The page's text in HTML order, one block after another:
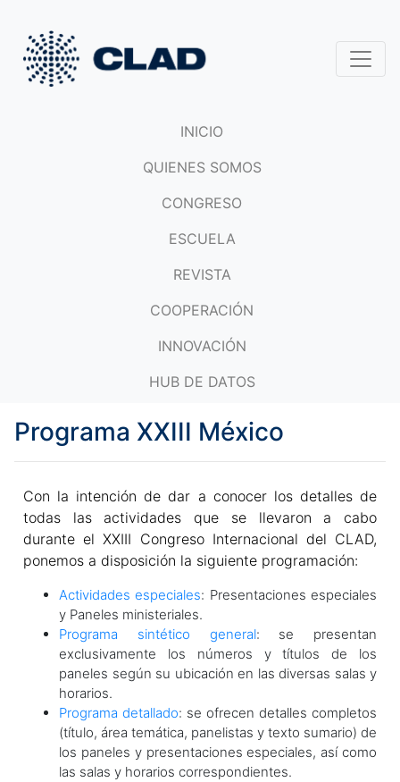
INICIO
QUIENES SOMOS
CONGRESO
ESCUELA
REVISTA
COOPERACIÓN
INNOVACIÓN
HUB DE DATOS
Programa XXIII México
Con la intención de dar a conocer los detalles de
todas las actividades que se llevaron a cabo
durante el XXIII Congreso Internacional del CLAD,
ponemos a disposición la siguiente programación:
Actividades especiales: Presentaciones especiales
y Paneles ministeriales.
Programa sintético general: se presentan
exclusivamente los números y títulos de los
paneles según su ubicación en las diversas salas y
horarios.
Programa detallado: se ofrecen detalles completos
(título, área temática, panelistas y texto sumario) de
los paneles y presentaciones especiales, así como
las salas y horarios correspondientes.